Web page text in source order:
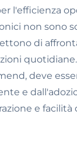
l'efficienza
non sono
di
deve
e
e facilità